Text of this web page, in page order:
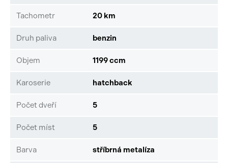
Tachometr 20 km
Druh paliva benzin
Objem 1199 ccm
Karoserie hatchback
Počet dveří 5
Počet míst 5
Barva stříbrná metalíza